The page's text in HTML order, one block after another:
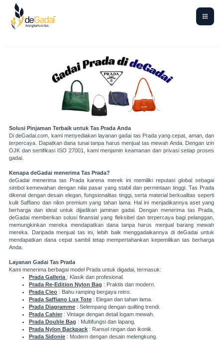
Solusi Pinjaman Terbaik untuk Tas Prada Anda
Di deGadai.com, kami menyediakan layanan gadai tas Prada yang cepat, aman, dan
terpercaya. Dapatkan dana tunai tanpa harus menjual tas mewah Anda. Dengan izin
OJK dan sertifikasi ISO 27001, kami menjamin keamanan dan privasi setiap proses
gadai.
Kenapa deGadai menerima Tas Prada?
deGadai menerima tas Prada karena merek ini memiliki reputasi global sebagai
simbol kemewahan dengan nilai pasar yang stabil dan permintaan tinggi. Tas Prada
dikenal dengan desain elegan, fungsionalitas tinggi, serta material berkualitas seperti
kulit Saffiano dan nilon premium yang tahan lama. Hal ini menjadikannya aset yang
berharga dan ideal untuk dijadikan jaminan gadai. Dengan menerima tas Prada,
deGadai memberikan solusi finansial yang fleksibel dan terpercaya bagi pelanggan,
memungkinkan mereka mendapatkan dana tanpa harus menjual barang mewah
mereka. Daripada menjual tas ini, lebih baik menggadaikannya di deGadai untuk
mendapatkan dana cepat sambil tetap mempertahankan kepemilikan tas berharga
Anda.
Layanan Gadai Tas Prada
Kami menerima berbagai model Prada untuk digadai, termasuk:
Prada Galleria : Klasik dan profesional.
Prada Re-Edition Nylon Bag : Praktis dan modern.
Prada Cleo : Bahu ramping bergaya retro.
Prada Saffiano Lux Tote : Elegan dan tahan lama.
Prada Diagramme : Selempang dengan quilting trendi.
Prada Cahier : Vintage dengan detail logam mewah.
Prada Double Bag : Multifungsi dan lapang.
Prada Nylon Backpack : Ransel ringan dan ikonik.
Prada Sidonie : Modern dengan desain melengkung.